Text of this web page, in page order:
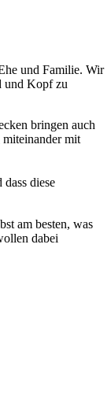
und Familie. Wir
und Kopf zu
bringen auch
mit
diese
am besten, was
dabei